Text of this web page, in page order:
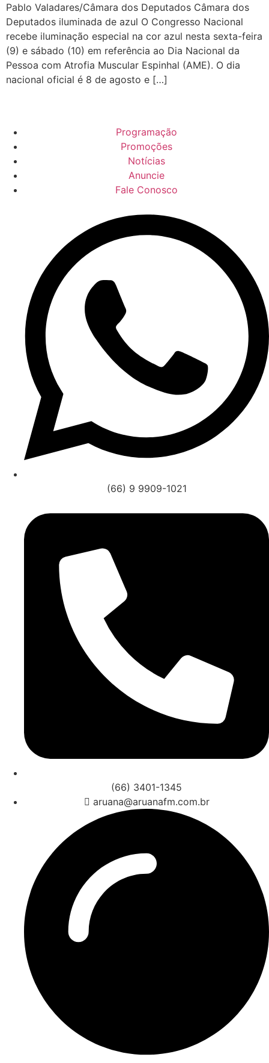
Pablo Valadares/Câmara dos Deputados Câmara dos
Deputados iluminada de azul O Congresso Nacional
recebe iluminação especial na cor azul nesta sexta-feira
(9) e sábado (10) em referência ao Dia Nacional da
Pessoa com Atrofia Muscular Espinhal (AME). O dia
nacional oficial é 8 de agosto e […]
Programação
Promoções
Notícias
Anuncie
Fale Conosco
(66) 9 9909-1021
(66) 3401-1345
aruana@aruanafm.com.br